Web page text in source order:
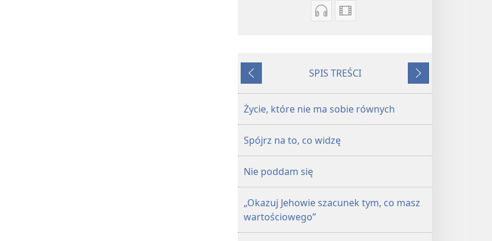
Ustawienia
Piosenki
Opcje
Wstecz
SPIS TREŚCI
Dalej
Życie, które nie ma sobie równych
Spójrz na to, co widzę
Nie poddam się
„Okazuj Jehowie szacunek tym, co masz
wartościowego”